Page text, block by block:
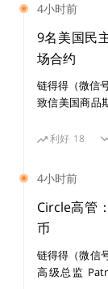
第三方执行业
得整理出其中
必须为用户提
户提供以下
开始交易：描
等）、合同细
当然，金融厅
可以在购物
并不由国家、
4小时前
9名美国民
场合约
链得得（微信
致信美国商品
禁止与野火
内幕交易，并
的投注。他们
用户对破坏性
开始前约束相
测市场监管争
涉及联邦与州
利好 18
4小时前
Circle高管
币
链得得（微信
高级总监